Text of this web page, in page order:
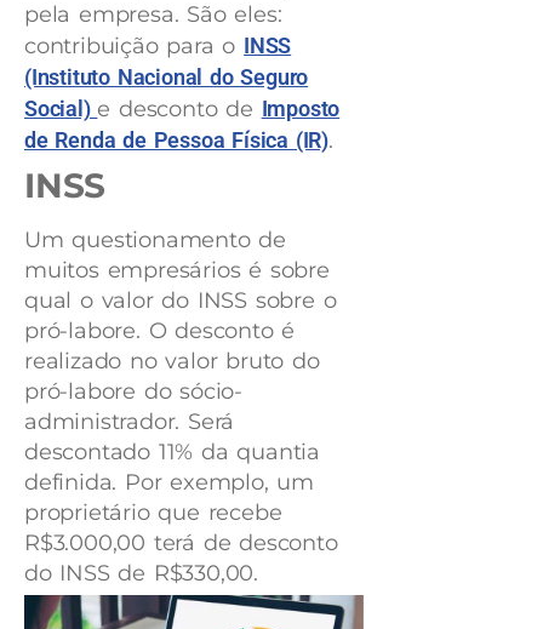
pela empresa. São eles:
contribuição para o INSS
(Instituto Nacional do Seguro
Social) e desconto de Imposto
de Renda de Pessoa Física (IR).
INSS
Um questionamento de
muitos empresários é sobre
qual o valor do INSS sobre o
pró-labore. O desconto é
realizado no valor bruto do
pró-labore do sócio-
administrador. Será
descontado 11% da quantia
definida. Por exemplo, um
proprietário que recebe
R$3.000,00 terá de desconto
do INSS de R$330,00.